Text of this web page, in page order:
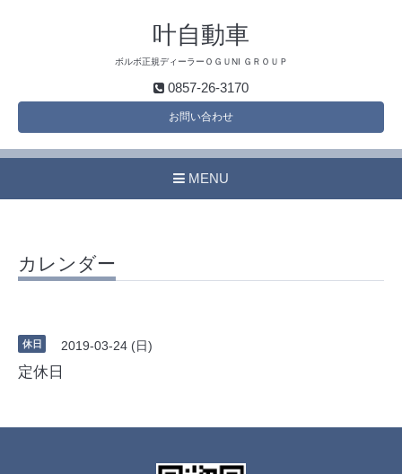
叶自動車
ボルボ正規ディーラーＯＧＵNI ＧＲＯＵＰ
0857-26-3170
お問い合わせ
MENU
カレンダー
休日 2019-03-24 (日)
定休日